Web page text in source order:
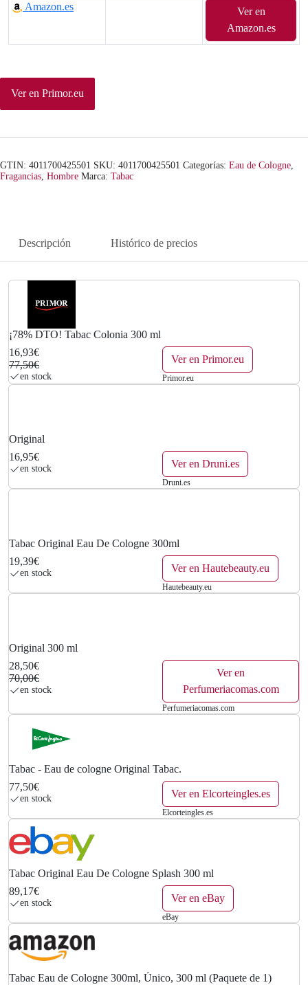
g
a
e
r
7
,
5
:
1
Amazon.es
Ver en
Amazon.es
Ver en Primor.eu
GTIN: 4011700425501 SKU: 4011700425501 Categorías: Eau de Cologne
Fragancias Hombre Marca: Tabac
Descripción Histórico de precios
¡78% DTO! Tabac Colonia 300 ml
16,93€
77,50€
en stock
Ver en Primor.eu
Primor.eu
Original
16,95€
en stock Ver en Druni.es
Druni.es
Tabac Original Eau De Cologne 300ml
19,39€
en stock Ver en Hautebeauty.eu
Hautebeauty.eu
Original 300 ml
28,50€
70,00€
en stock
Ver en
Perfumeriacomas.com
Perfumeriacomas.com
Tabac - Eau de cologne Original Tabac.
77,50€
en stock Ver en Elcorteingles.es
Elcorteingles.es
Tabac Original Eau De Cologne Splash 300 ml
89,17€
en stock Ver en eBay
eBay
Tabac Eau de Cologne 300ml, Único, 300 ml (Paquete de 1)